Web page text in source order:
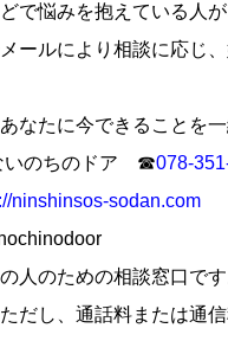
で悩みを抱えている人
ールにより相談に応じ
なたに今できることを一
いのちのドア ☎078-
ninshinsos-sodan.com
人のための相談窓口です
だし、通話料または通